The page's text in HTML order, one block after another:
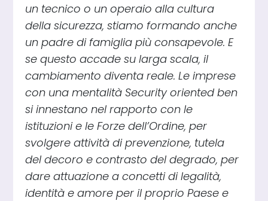
un tecnico o un operaio alla cultura
della sicurezza, stiamo formando anche
un padre di famiglia più consapevole. E
se questo accade su larga scala, il
cambiamento diventa reale. Le imprese
con una mentalità Security oriented ben
si innestano nel rapporto con le
istituzioni e le Forze dell’Ordine, per
svolgere attività di prevenzione, tutela
del decoro e contrasto del degrado, per
dare attuazione a concetti di legalità,
identità e amore per il proprio Paese e